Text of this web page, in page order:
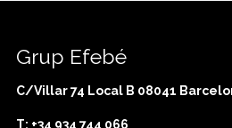
Grup Efebé
C/Villar 74 Local B 08041
T: +34 934 744 066